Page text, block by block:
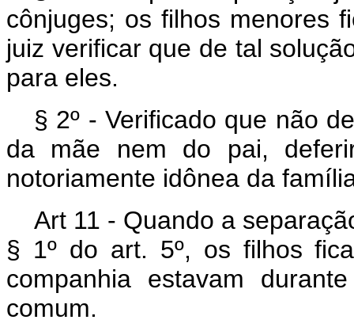
cônjuges; os filhos menores
juiz verificar que de tal
para eles.
§ 2º - Verificado que não
da mãe nem do pai,
notoriamente idônea da
Art 11 - Quando a
§ 1º do art. 5º, os filhos
companhia estavam
comum.